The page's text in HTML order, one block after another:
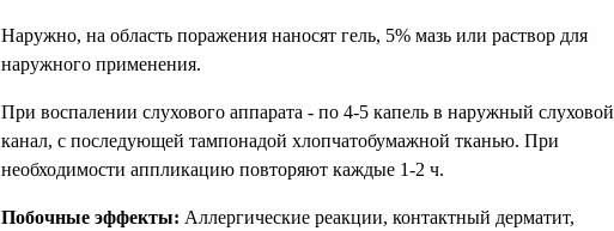
Наружно, на область поражения наносят гель, 5% мазь или раствор для
наружного применения.
При воспалении слухового аппарата - по 4-5 капель в наружный слуховой
канал, с последующей тампонадой хлопчатобумажной тканью. При
необходимости аппликацию повторяют каждые 1-2 ч.
Побочные эффекты: Аллергические реакции, контактный дерматит,